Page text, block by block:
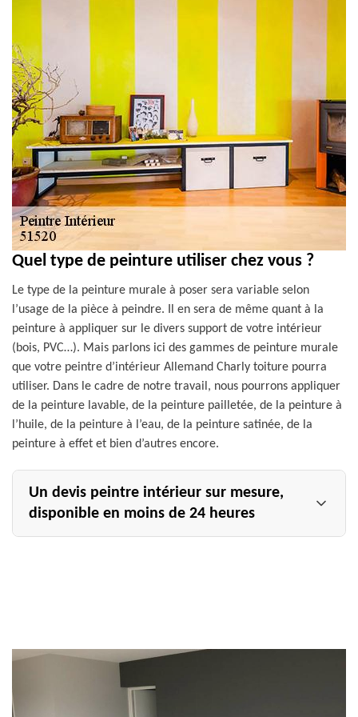
Quel type de peinture utiliser chez vous ?
Le type de la peinture murale à poser sera variable selon
l’usage de la pièce à peindre. Il en sera de même quant à la
peinture à appliquer sur le divers support de votre intérieur
(bois, PVC…). Mais parlons ici des gammes de peinture murale
que votre peintre d’intérieur Allemand Charly toiture pourra
utiliser. Dans le cadre de notre travail, nous pourrons appliquer
de la peinture lavable, de la peinture pailletée, de la peinture à
l’huile, de la peinture à l’eau, de la peinture satinée, de la
peinture à effet et bien d’autres encore.
Un devis peintre intérieur sur mesure,
disponible en moins de 24 heures
sur place, la durée de l’intervention, la date de début et
de fin du chantier, la qualité des peintures à acquérir, la
technique à mettre en œuvre, etc. Effectuez